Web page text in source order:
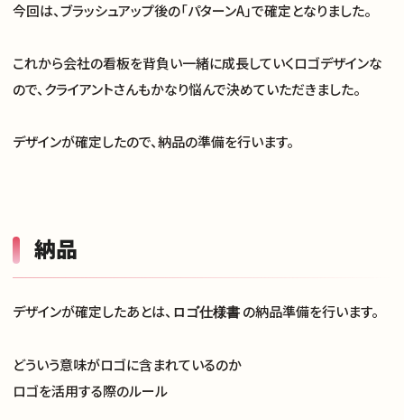
今回は、ブラッシュアップ後の「パターンA」で確定となりました。
これから会社の看板を背負い一緒に成長していくロゴデザインな
ので、クライアントさんもかなり悩んで決めていただきました。
デザインが確定したので、納品の準備を行います。
納品
デザインが確定したあとは、 ロゴ仕様書 の納品準備を行います。
どういう意味がロゴに含まれているのか
ロゴを活用する際のルール